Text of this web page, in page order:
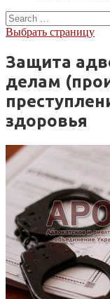
Выбрать страницу
Защита
делам
здоровья